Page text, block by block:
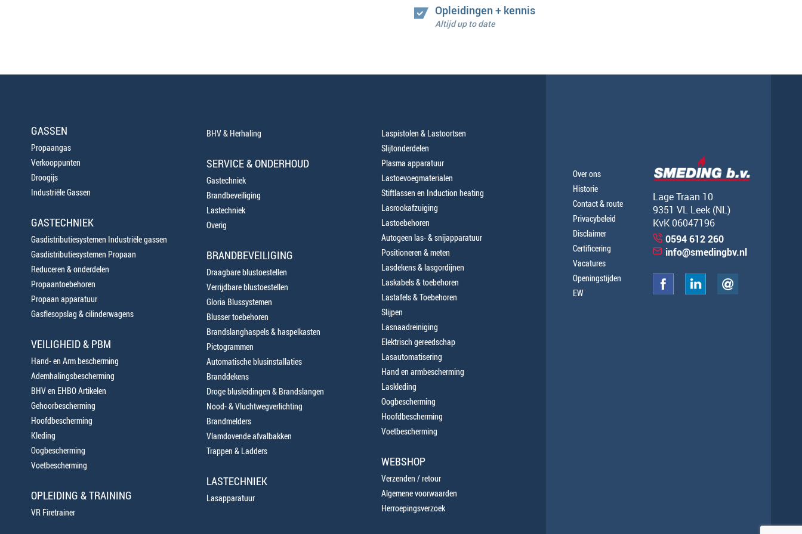
Opleidingen + kennis
Altijd up to date
GASSEN
Propaangas
Verkooppunten
Droogijs
Industriële Gassen
GASTECHNIEK
Gasdistributiesystemen Industriële gassen
Gasdistributiesystemen Propaan
Reduceren & onderdelen
Propaantoebehoren
Propaan apparatuur
Gasflesopslag & cilinderwagens
VEILIGHEID & PBM
Hand- en Arm bescherming
Ademhalingsbescherming
BHV en EHBO Artikelen
Gehoorbescherming
Hoofdbescherming
Kleding
Oogbescherming
Voetbescherming
OPLEIDING & TRAINING
VR Firetrainer
BHV & Herhaling
SERVICE & ONDERHOUD
Gastechniek
Brandbeveiliging
Lastechniek
Overig
BRANDBEVEILIGING
Draagbare blustoestellen
Verrijdbare blustoestellen
Gloria Blussystemen
Blusser toebehoren
Brandslanghaspels & haspelkasten
Pictogrammen
Automatische blusinstallaties
Branddekens
Droge blusleidingen & Brandslangen
Nood- & Vluchtwegverlichting
Brandmelders
Vlamdovende afvalbakken
Trappen & Ladders
LASTECHNIEK
Lasapparatuur
Laspistolen & Lastoortsen
Slijtonderdelen
Plasma apparatuur
Lastoevoegmaterialen
Stiftlassen en Induction heating
Lasrookafzuiging
Lastoebehoren
Autogeen las- & snijapparatuur
Positioneren & meten
Lasdekens & lasgordijnen
Laskabels & toebehoren
Lastafels & Toebehoren
Slijpen
Lasnaadreiniging
Elektrisch gereedschap
Lasautomatisering
Hand en armbescherming
Laskleding
Oogbescherming
Hoofdbescherming
Voetbescherming
WEBSHOP
Verzenden / retour
Algemene voorwaarden
Herroepingsverzoek
Over ons
Historie
Contact & route
Privacybeleid
Disclaimer
Certificering
Vacatures
Openingstijden
EW
Lage Traan 10
9351 VL Leek (NL)
KvK 06047196
0594 612 260
info@smedingbv.nl